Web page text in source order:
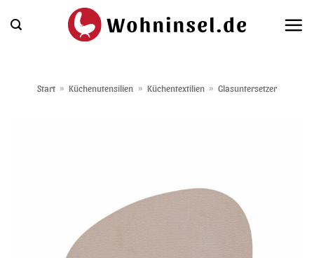
Inhalt
Start » Küchenutensilien » Küchentextilien » Glasuntersetzer